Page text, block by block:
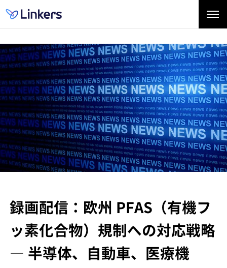
録画配信：欧州 PFAS（有機フ
ッ素化合物）規制への対応戦略
― 半導体、自動車、医療機